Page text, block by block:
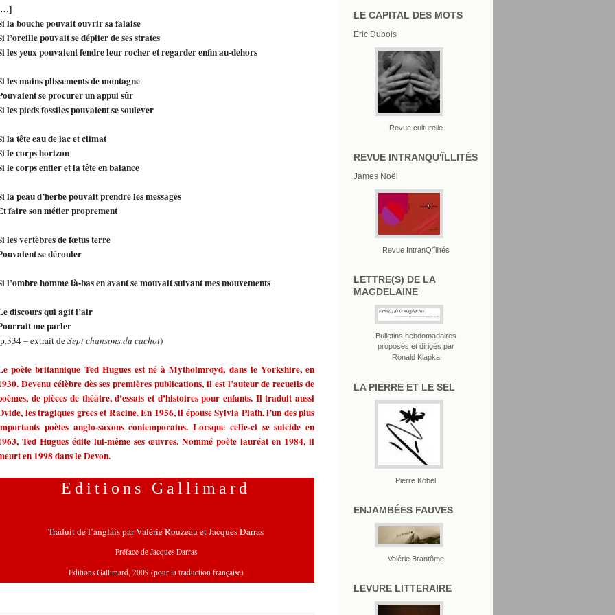
LE CAPITAL DES MOTS
Eric Dubois
Revue culturelle
REVUE INTRANQU'ÎLLITÉS
James Noël
Revue IntranQ'îllités
LETTRE(S) DE LA
MAGDELAINE
Bulletins hebdomadaires
proposés et dirigés par
Ronald Klapka
LA PIERRE ET LE SEL
Pierre Kobel
ENJAMBÉES FAUVES
Valérie Brantôme
LEVURE LITTERAIRE
la bouche pouvait ouvrir sa falaise
l’oreille pouvait se déplier de ses strates
les yeux pouvaient fendre leur rocher et regarder enfin au-dehors
les mains plissements de montagne
se procurer un appui sûr
les pieds fossiles pouvaient se soulever
la tête eau de lac et climat
le corps horizon
le corps entier et la tête en balance
la peau d’herbe pouvait prendre les messages
faire son métier proprement
les vertèbres de fœtus terre
se dérouler
l’ombre homme là-bas en avant se mouvait suivant mes mouvements
discours qui agit l’air
me parler
– extrait deSept chansons du cachot)
poète britannique Ted Hugues est né à Mytholmroyd, dans le Yorkshire, en
Devenu célèbre dès ses premières publications, il est l’auteur de recueils de
de pièces de théâtre, d’essais et d’histoires pour enfants. Il traduit aussi
les tragiques grecs et Racine. En 1956, il épouse Sylvia Plath, l’un des plus
poètes anglo-saxons contemporains. Lorsque celle-ci se suicide en
Ted Hugues édite lui-même ses œuvres. Nommé poète lauréat en 1984, il
en 1998 dans le Devon.
Editions Gallimard
Traduit de l’anglais par Valérie Rouzeau et Jacques Darras
Préface de Jacques Darras
Editions Gallimard, 2009 (pour la traduction française)